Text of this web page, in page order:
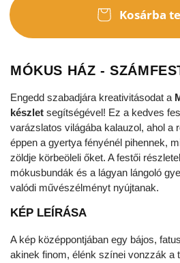
Kosárba
MÓKUS HÁZ -
Engedd szabadjára kreativitásodat a
készlet segítségével! Ez a kedves
varázslatos világába kalauzol, ahol a
éppen a gyertya fényénél pihennek,
zöldje körbeöleli őket. A festői
mókusbundák és a lágyan lángoló
valódi művészélményt nyújtanak.
KÉP LEÍRÁSA
A kép középpontjában egy bájos,
akinek finom, élénk színei vonzzák a